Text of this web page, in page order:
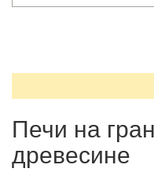
Печи на
древесине